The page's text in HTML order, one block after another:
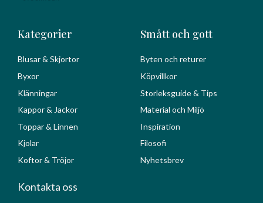
Kategorier
Blusar & Skjortor
Byxor
Klänningar
Kappor & Jackor
Toppar & Linnen
Kjolar
Koftor & Tröjor
Smått och gott
Byten och returer
Köpvillkor
Storleksguide & Tips
Material och Miljö
Inspiration
Filosofi
Nyhetsbrev
Kontakta oss